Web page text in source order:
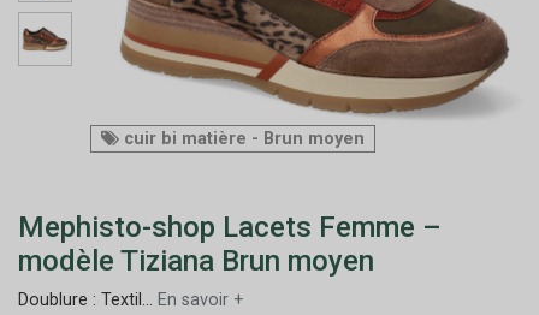
cuir bi matière - Brun moyen
Mephisto-shop Lacets Femme –
modèle Tiziana Brun moyen
Doublure : Textil... En savoir +